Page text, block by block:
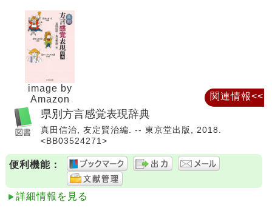
image by
Amazon
県別方言感覚表現辞典
真田信治, 友定賢治編. -- 東京堂出版, 2018.
<BB03524271>
便利機能：
詳細情報を見る
関連情報<<